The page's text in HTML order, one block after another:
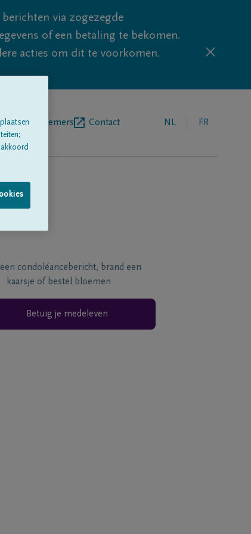
via zogezegde
of een betaling te bekomen.
acties om dit te voorkomen.
Contact NL FR
condoléancebericht, brand een
kaarsje of bestel bloemen
Betuig je medeleven